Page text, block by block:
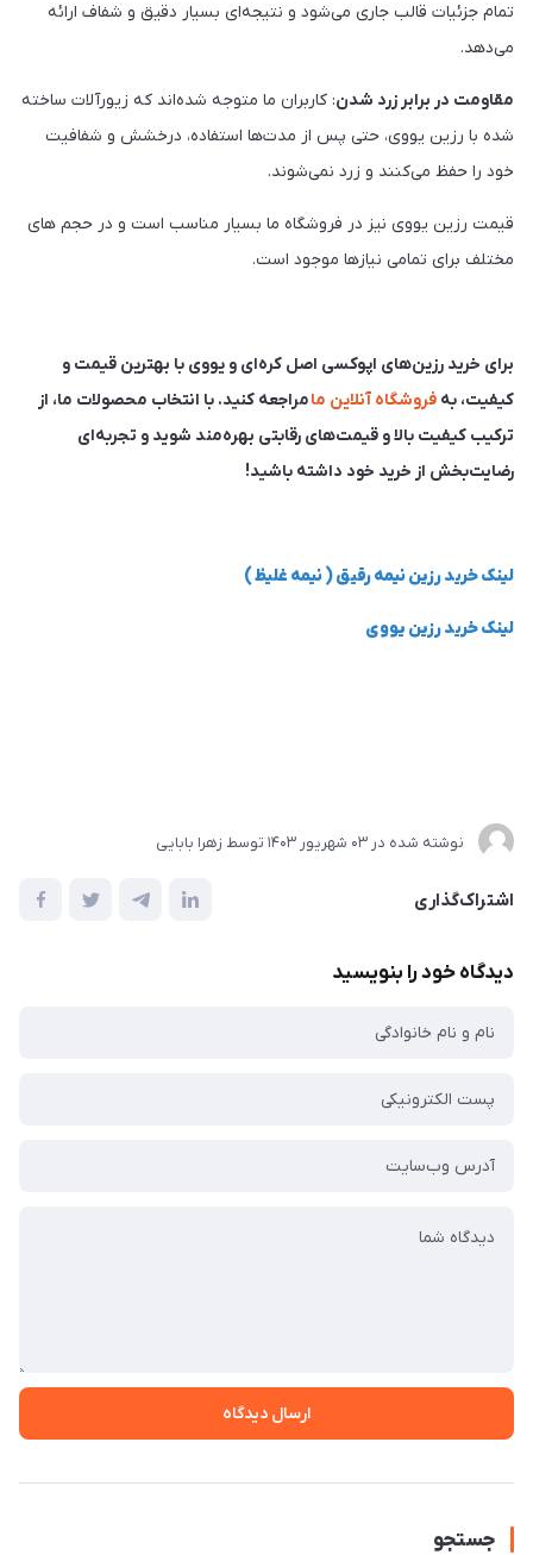
تمام جزئیات قالب جاری می‌شود و نتیجه‌ای بسیار دقیق و شفاف ارائه
می‌دهد.
مقاومت در برابر زرد شدن: کاربران ما متوجه شده‌اند که زیورآلات ساخته
شده با رزین یووی، حتی پس از مدت‌ها استفاده، درخشش و شفافیت
خود را حفظ می‌کنند و زرد نمی‌شوند.
قیمت رزین یووی نیز در فروشگاه ما بسیار مناسب است و در حجم‌ های
مختلف برای تمامی نیازها موجود است.
برای خرید رزین‌های اپوکسی اصل کره‌ای و یووی با بهترین قیمت و
کیفیت، به فروشگاه آنلاین مامراجعه کنید. با انتخاب محصولات ما، از
ترکیب کیفیت بالا و قیمت‌های رقابتی بهره‌مند شوید و تجربه‌ای
رضایت‌بخش از خرید خود داشته باشید!
لینک خرید رزین نیمه رقیق ( نیمه غلیظ )
لینک خرید رزین یووی
نوشته شده در 03 شهریور 1403 توسط زهرا بابایی
اشتراک‌گذاری
دیدگاه خود را بنویسید
ارسال دیدگاه
جستجو